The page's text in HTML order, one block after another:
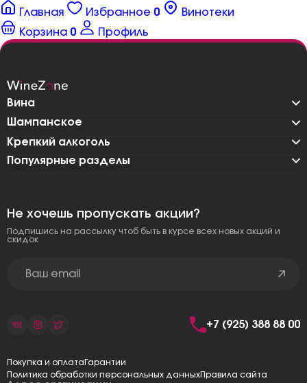
Главная Избранное 0
Винотеки
Корзина 0 Профиль
Вина
Шампанское
Крепкий алкоголь
Популярные разделы
Не хочешь пропускать акции?
Подпишись на рассылку чтоб быть в курсе всех новых акций и
скидок
+7 (925) 388 88 00
Покупка и оплата Гарантии
Политика обработки персональных данныхПравила сайта